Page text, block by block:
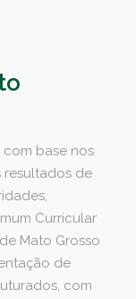
com base nos
resultados de
Curricular
Mato Grosso
de
com